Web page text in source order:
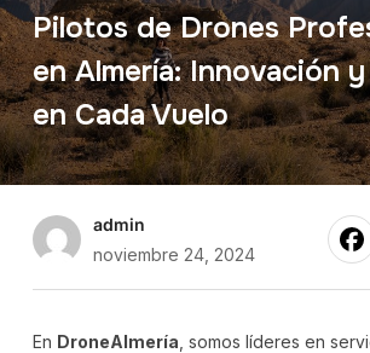
Pilotos de Drones
en Almería: Innovación
en Cada Vuelo
admin
noviembre 24, 2024
En DroneAlmería , somos líderes en